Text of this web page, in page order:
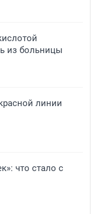
из больницы
линии
что стало с